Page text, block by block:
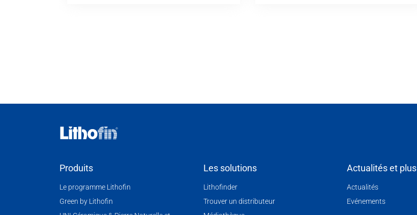
Produits
Le programme Lithofin
Green by Lithofin
Les solutions
Lithofinder
Trouver un distributeur
Actualités et plus
Actualités
Evénements